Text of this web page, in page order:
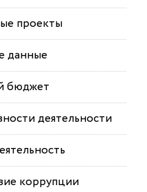
проекты
данные
бюджет
деятельности
коррупции